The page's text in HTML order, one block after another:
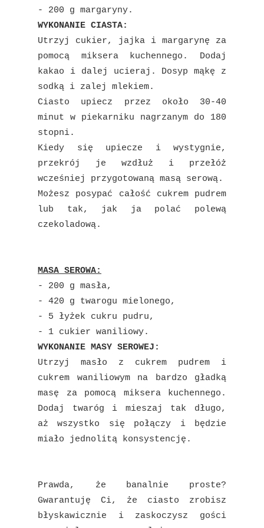
- 200 g margaryny.
WYKONANIE CIASTA:
Utrzyj cukier, jajka i margarynę za
pomocą miksera kuchennego. Dodaj
kakao i dalej ucieraj. Dosyp mąkę z
sodką i zalej mlekiem.
Ciasto upiecz przez około 30-40
minut w piekarniku nagrzanym do 180
stopni.
Kiedy się upiecze i wystygnie,
przekrój je wzdłuż i przełóż
wcześniej przygotowaną masą serową.
Możesz posypać całość cukrem pudrem
lub tak, jak ja polać polewą
czekoladową.
MASA SEROWA:
- 200 g masła,
- 420 g twarogu mielonego,
- 5 łyżek cukru pudru,
- 1 cukier waniliowy.
WYKONANIE MASY SEROWEJ:
Utrzyj masło z cukrem pudrem i
cukrem waniliowym na bardzo gładką
masę za pomocą miksera kuchennego.
Dodaj twaróg i mieszaj tak długo,
aż wszystko się połączy i będzie
miało jednolitą konsystencję.
Prawda, że banalnie proste?
Gwarantuję Ci, że ciasto zrobisz
błyskawicznie i zaskoczysz gości